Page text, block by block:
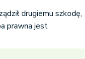
drugiemu szkodę,
prawna jest